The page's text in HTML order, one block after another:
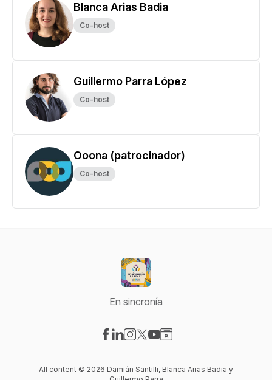
Blanca Arias Badia
Co-host
Guillermo Parra López
Co-host
Ooona (patrocinador)
Co-host
En sincronía
All content © 2026 Damián Santilli, Blanca Arias Badia y